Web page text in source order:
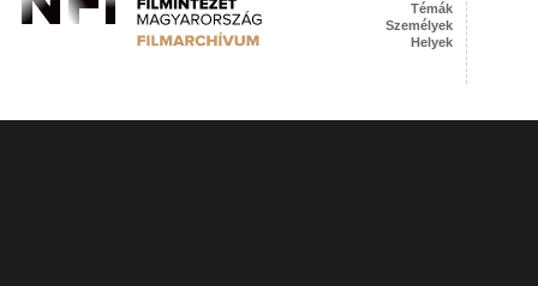
Témák
Személyek
Helyek